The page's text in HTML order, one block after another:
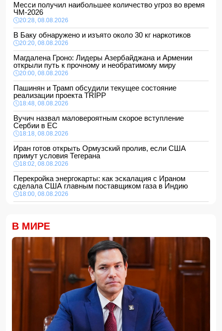
Месси получил наибольшее количество угроз во время
ЧМ-2026
20:28, 08.08.2026
В Баку обнаружено и изъято около 30 кг наркотиков
20:20, 08.08.2026
Магдалена Гроно: Лидеры Азербайджана и Армении
открыли путь к прочному и необратимому миру
20:00, 08.08.2026
Пашинян и Трамп обсудили текущее состояние
реализации проекта TRIPP
18:48, 08.08.2026
Вучич назвал маловероятным скорое вступление
Сербии в ЕС
18:18, 08.08.2026
Иран готов открыть Ормузский пролив, если США
примут условия Тегерана
18:02, 08.08.2026
Перекройка энергокарты: как эскалация с Ираном
сделала США главным поставщиком газа в Индию
18:00, 08.08.2026
16:48, 08.08.2026
Турция ограничивает проход коммерческих судов в
Черное море
16:28, 08.08.2026
Каковы основные признаки гормональных нарушений?-
МЧС Азербайджана выступило с экстренным
предупреждением для населения
16:00, 08.08.2026
Экс-глава минобороны Украины потребовал от
В МИРЕ